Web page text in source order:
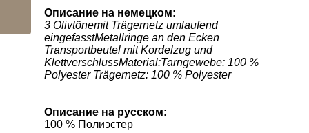
Описание на немецком:
3 Olivtönemit Trägernetz umlaufend
eingefasstMetallringe an den Ecken
Transportbeutel mit Kordelzug und
KlettverschlussMaterial:Tarngewebe: 100 %
Polyester Trägernetz: 100 % Polyester
Описание на русском:
100 % Полиэстер